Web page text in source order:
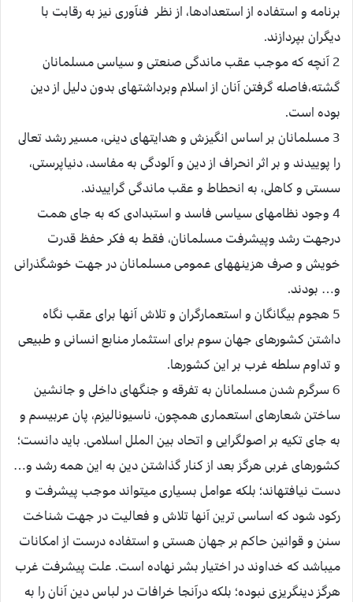
برنامه و استفاده از استعدادها، از نظر فن‏آورى نيز به رقابت با
ديگران بپردازند.
2 آنچه كه موجب عقب ‏ماندگى صنعتى و سياسى مسلمانان
گشته،فاصله گرفتن آنان از اسلام وبرداشت‏هاى بدون دليل از دين
بوده است.
3 مسلمانان بر اساس انگيزش و هدايت‏هاى دينى، مسير رشد تعالى
را پوييدند و بر اثر انحراف از دين و آلودگى به مفاسد، دنياپرستى،
سستى و كاهلى، به انحطاط و عقب ماندگى گراييدند.
4 وجود نظام‏هاى سياسى فاسد و استبدادى كه به جاى همت
درجهت رشد وپيشرفت مسلمانان، فقط به فكر حفظ قدرت
خويش و صرف هزينه‏هاى عمومى مسلمانان در جهت خوش‏گذرانى
و… بودند.
5 هجوم بيگانگان و استعمارگران و تلاش آنها براى عقب نگاه
داشتن كشورهاى جهان سوم براى استثمار منابع انسانى و طبيعى
و تداوم سلطه غرب بر اين كشورها.
6 سرگرم شدن مسلمانان به تفرقه و جنگ‏هاى داخلى و جانشين
ساختن شعارهاى استعمارى همچون، ناسيوناليزم، پان‏ عربيسم و
به جاى تكيه بر اصولگرايى و اتحاد بين الملل اسلامى. بايد دانست؛
كشورهاى غربى هرگز بعد از كنار گذاشتن دين به اين همه رشد و…
دست نيافته‏اند؛ بلكه عوامل بسيارى ميتواند موجب پيشرفت و
ركود شود كه اساسى ترين آنها تلاش و فعاليت در جهت شناخت
سنن و قوانين حاكم بر جهان هستى و استفاده درست از امكانات
ميباشد كه خداوند در اختيار بشر نهاده است. علت پيشرفت غرب
هرگز دين‏گريزى نبوده؛ بلكه درآنجا خرافات در لباس دين آنان را به